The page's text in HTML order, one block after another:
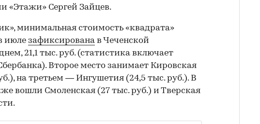
«Этажи» Сергей Зайцев.
минимальная стоимость «квадрата»
июле зафиксирована в Чеченской
21,1 тыс. руб. (статистика включает
Второе место занимает Кировская
на третьем — Ингушетия (24,5 тыс. руб.). В
вошли Смоленская (27 тыс. руб.) и Тверская